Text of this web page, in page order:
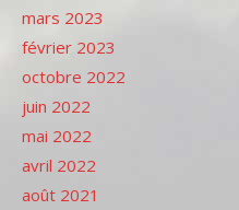
mars 2023
février 2023
octobre 2022
juin 2022
mai 2022
avril 2022
août 2021